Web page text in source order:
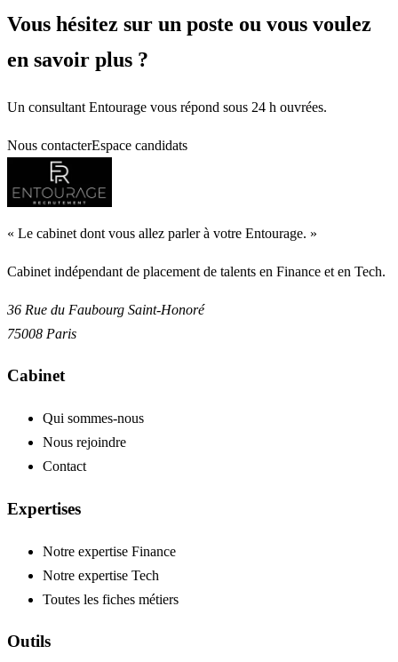
Vous hésitez sur un poste ou vous voulez
en savoir plus ?
Un consultant Entourage vous répond sous 24 h ouvrées.
Nous contacterEspace candidats
« Le cabinet dont vous allez parler à votre Entourage. »
Cabinet indépendant de placement de talents en Finance et en Tech.
36 Rue du Faubourg Saint-Honoré
75008 Paris
Cabinet
Qui sommes-nous
Nous rejoindre
Contact
Expertises
Notre expertise Finance
Notre expertise Tech
Toutes les fiches métiers
Outils